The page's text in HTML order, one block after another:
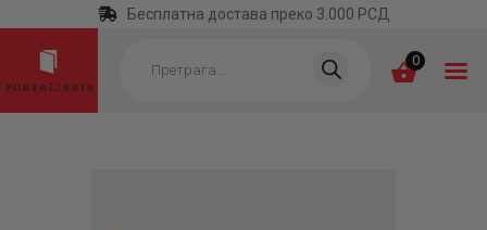
Бесплатна достава преко 3.000 РСД
search 0